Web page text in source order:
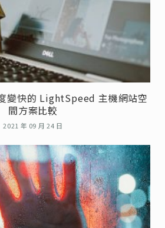
變快的 LightSpeed 主機網站空
間方案比較
2021 年 09 月 24 日